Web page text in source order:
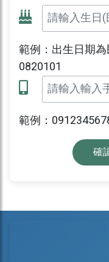
範例：出生日期
0820101
範例：
確